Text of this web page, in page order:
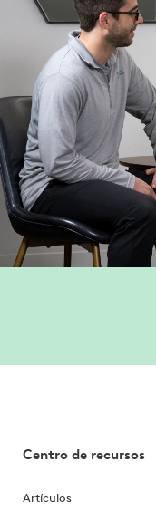
Centro de recursos
Artículos